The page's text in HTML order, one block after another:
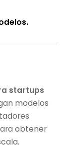
startups
modelos
obtener